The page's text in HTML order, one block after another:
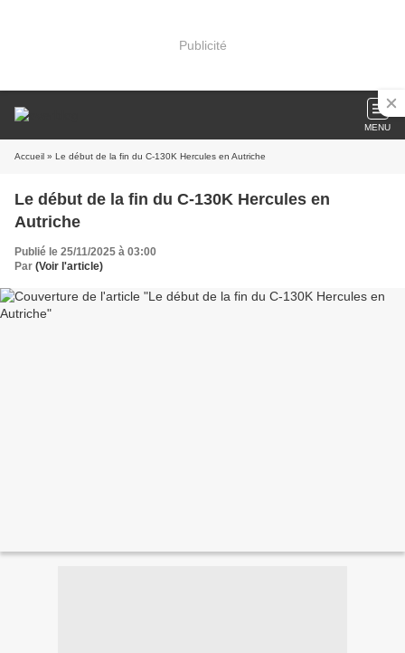
Publicité
MENU
Accueil » Le début de la fin du C-130K Hercules en Autriche
Le début de la fin du C-130K Hercules en
Autriche
Publié le 25/11/2025 à 03:00
Par (Voir l'article)